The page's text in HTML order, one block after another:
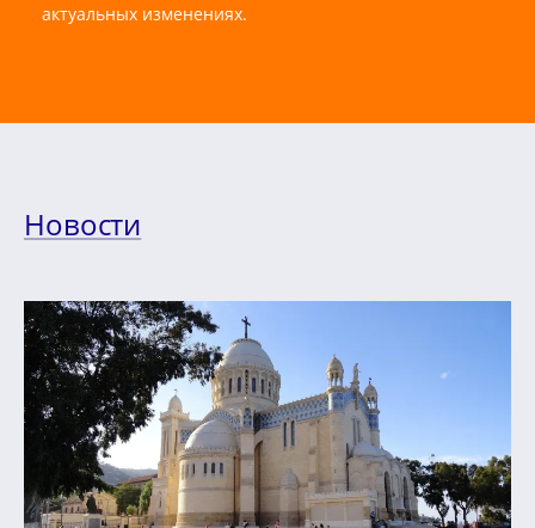
актуальных изменениях.
Новости